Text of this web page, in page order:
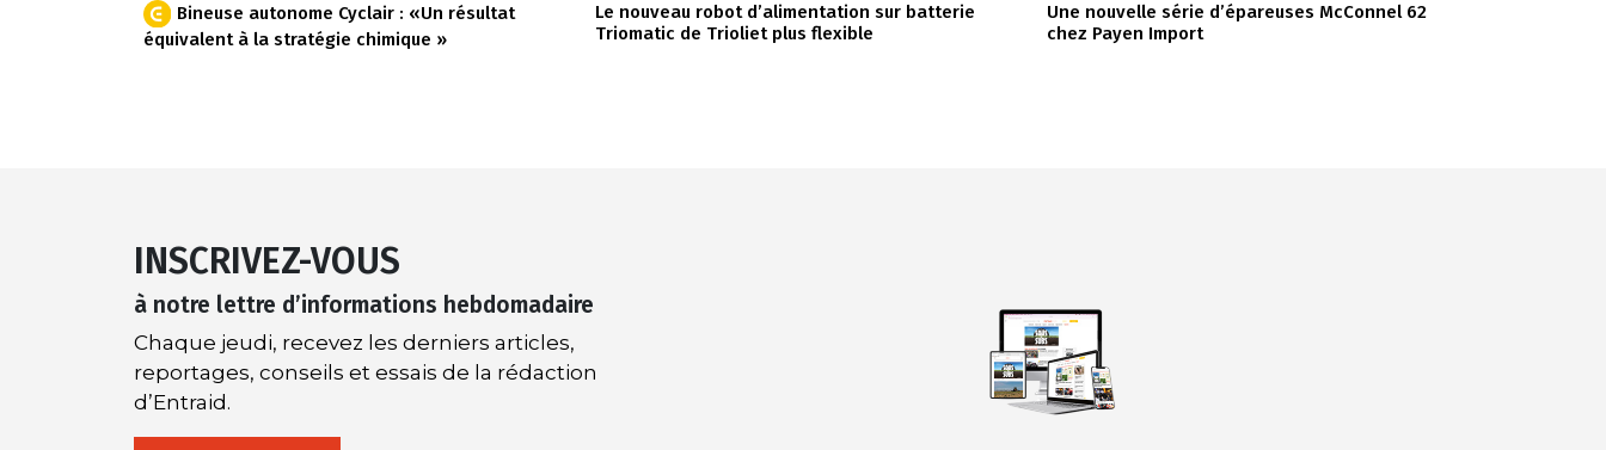
Bineuse autonome Cyclair : «Un résultat
équivalent à la stratégie chimique »
Le nouveau robot d’alimentation sur batterie
Triomatic de Trioliet plus flexible
Une nouvelle série d’épareuses McConnel 62
chez Payen Import
INSCRIVEZ-VOUS
à notre lettre d’informations hebdomadaire
Chaque jeudi, recevez les derniers articles,
reportages, conseils et essais de la rédaction
d’Entraid.